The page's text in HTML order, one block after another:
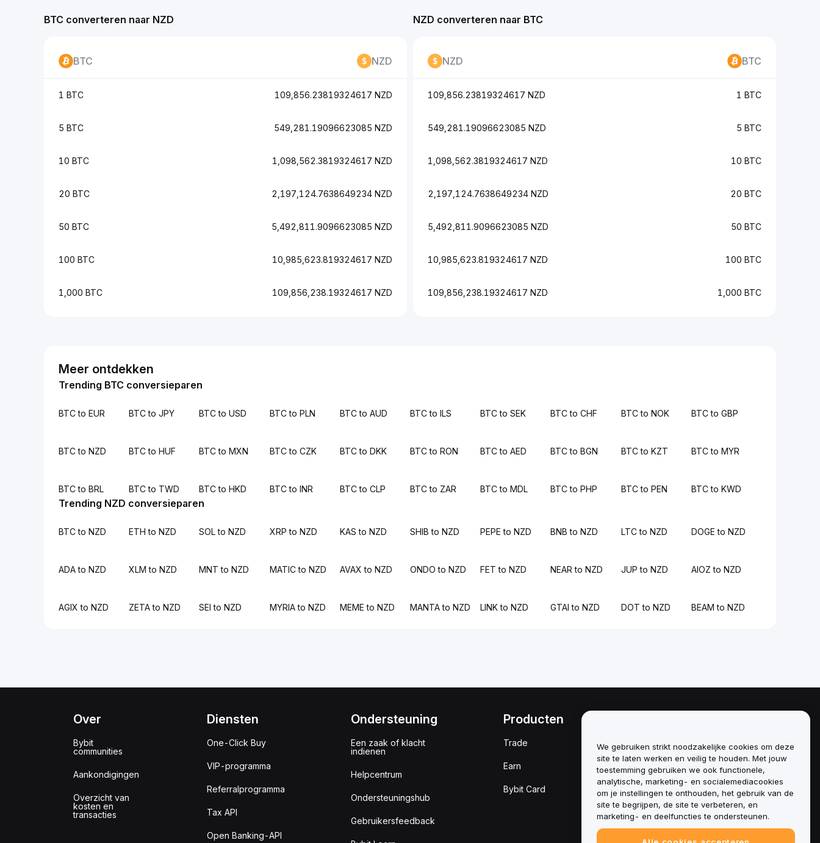
BTC converteren naar NZD
BTC NZD
1 BTC 109,856.23819324617 NZD
5 BTC 549,281.19096623085 NZD
10 BTC 1,098,562.3819324617 NZD
20 BTC 2,197,124.7638649234 NZD
50 BTC 5,492,811.9096623085 NZD
100 BTC 10,985,623.819324617 NZD
1,000 BTC 109,856,238.19324617 NZD
NZD converteren naar BTC
NZD BTC
109,856.23819324617 NZD 1 BTC
549,281.19096623085 NZD 5 BTC
1,098,562.3819324617 NZD 10 BTC
2,197,124.7638649234 NZD 20 BTC
5,492,811.9096623085 NZD 50 BTC
10,985,623.819324617 NZD 100 BTC
109,856,238.19324617 NZD 1,000 BTC
Meer ontdekken
Trending BTC conversieparen
BTC to EUR BTC to JPY BTC to USD BTC to PLN BTC to AUD BTC to ILS BTC to SEK BTC to CHF BTC to NOK BTC to GBP
BTC to NZD BTC to HUF BTC to MXN BTC to CZK BTC to DKK BTC to RON BTC to AED BTC to BGN BTC to KZT BTC to MYR
BTC to BRL BTC to TWD BTC to HKD BTC to INR BTC to CLP BTC to ZAR BTC to MDL BTC to PHP BTC to PEN BTC to KWD
Trending NZD conversieparen
BTC to NZD ETH to NZD SOL to NZD XRP to NZD KAS to NZD SHIB to NZD PEPE to NZD BNB to NZD LTC to NZD DOGE to NZD
ADA to NZD XLM to NZD MNT to NZD MATIC to NZD AVAX to NZD ONDO to NZD FET to NZD NEAR to NZD JUP to NZD AIOZ to NZD
AGIX to NZD ZETA to NZD SEI to NZD MYRIA to NZD MEME to NZD MANTA to NZD LINK to NZD GTAI to NZD DOT to NZD BEAM to NZD
Over
Bybit
communities
Aankondigingen
Overzicht van
kosten en
transacties
Diensten
One-Click Buy
VIP-programma
Referralprogramma
Tax API
Open Banking-API
Ondersteuning
Een zaak of klacht
indienen
Helpcentrum
Ondersteuningshub
Gebruikersfeedback
Producten
Trade
Earn
Bybit Card
Beleid inzake
belangenverstrengeling
Samenvatting van het beleid
inzake bewaring en
administratie
ESG-informatie
Crypto-whitepapers van
We gebruiken strikt noodzakelijke cookies om deze
site te laten werken en veilig te houden. Met jouw
toestemming gebruiken we ook functionele,
analytische, marketing- en socialemediacookies
om je instellingen te onthouden, het gebruik van de
site te begrijpen, de site te verbeteren, en
marketing- en deelfuncties te ondersteunen.